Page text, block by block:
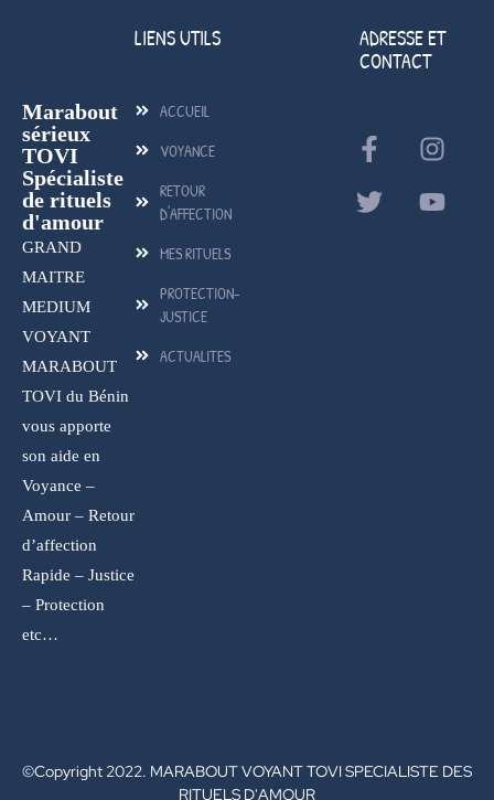
Marabout
sérieux
TOVI
Spécialiste
de rituels
d'amour
GRAND
MAITRE
MEDIUM
VOYANT
MARABOUT
TOVI du Bénin
vous apporte
son aide en
Voyance –
Amour – Retour
d’affection
Rapide – Justice
– Protection
etc…
LIENS UTILS
ACCUEIL
VOYANCE
RETOUR
D'AFFECTION
MES RITUELS
PROTECTION-
JUSTICE
ACTUALITES
ADRESSE ET
CONTACT
©Copyright 2022. MARABOUT VOYANT TOVI SPECIALISTE DES
RITUELS D'AMOUR